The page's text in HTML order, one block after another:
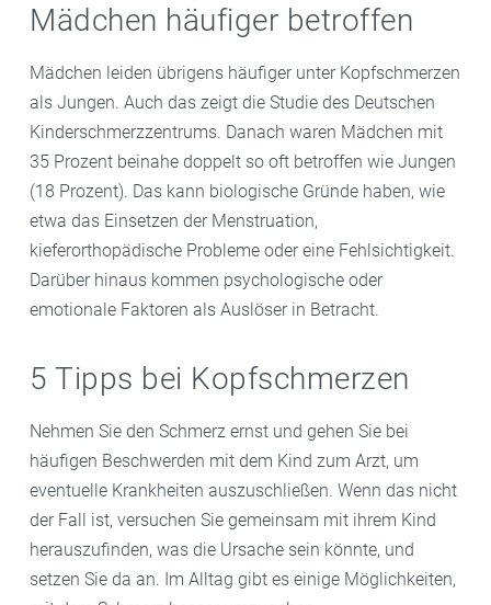
Mädchen häufiger betroffen
Mädchen leiden übrigens häufiger unter Kopfschmerzen
als Jungen. Auch das zeigt die Studie des Deutschen
Kinderschmerzzentrums. Danach waren Mädchen mit
35 Prozent beinahe doppelt so oft betroffen wie Jungen
(18 Prozent). Das kann biologische Gründe haben, wie
etwa das Einsetzen der Menstruation,
kieferorthopädische Probleme oder eine Fehlsichtigkeit.
Darüber hinaus kommen psychologische oder
emotionale Faktoren als Auslöser in Betracht.
5 Tipps bei Kopfschmerzen
Nehmen Sie den Schmerz ernst und gehen Sie bei
häufigen Beschwerden mit dem Kind zum Arzt, um
eventuelle Krankheiten auszuschließen. Wenn das nicht
der Fall ist, versuchen Sie gemeinsam mit ihrem Kind
herauszufinden, was die Ursache sein könnte, und
setzen Sie da an. Im Alltag gibt es einige Möglichkeiten,